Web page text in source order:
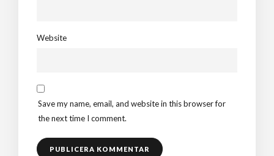
Website
Save my name, email, and website in this browser for
the next time I comment.